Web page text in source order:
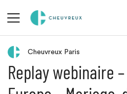
Veille juridique
Cheuvreux Paris
Replay webinaire